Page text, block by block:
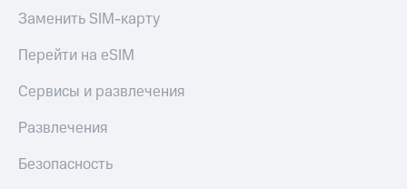
Заменить SIM-карту
Перейти на eSIM
Сервисы и развлечения
Развлечения
Безопасность